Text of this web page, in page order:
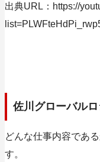
出典URL：https://
佐川グローバル
どんな仕事内容であ
す。